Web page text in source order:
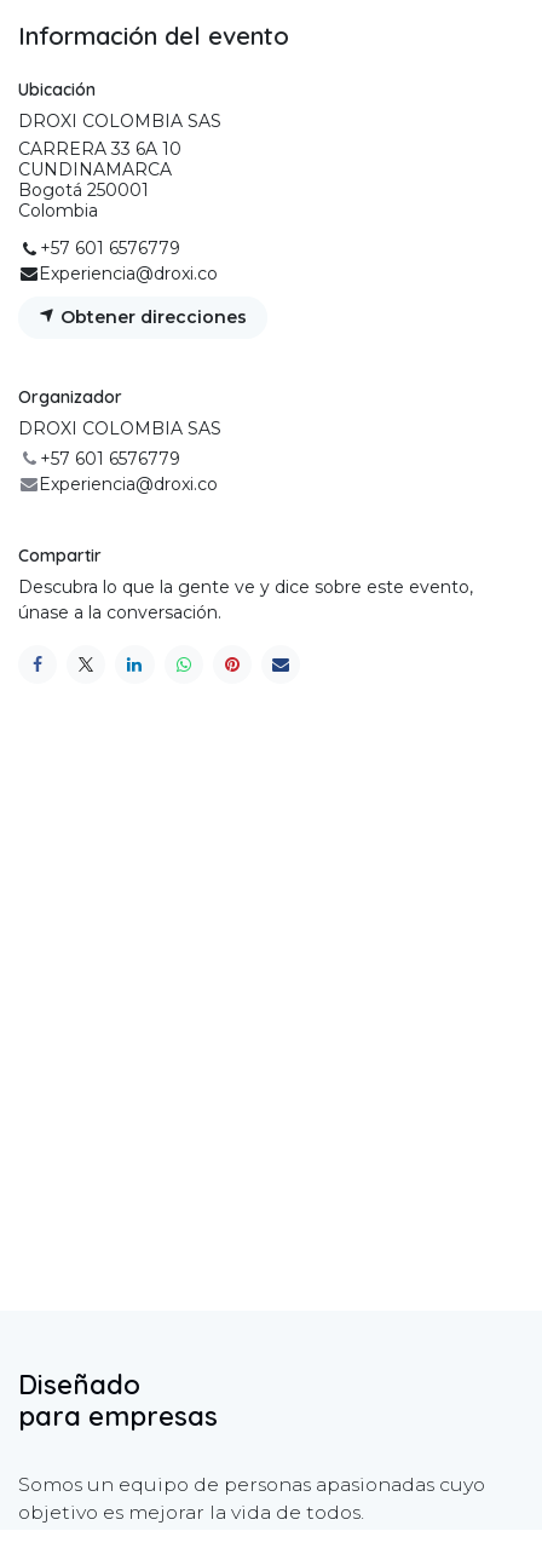
Información del evento
Ubicación
DROXI COLOMBIA SAS
CARRERA 33 6A 10
CUNDINAMARCA
Bogotá 250001
Colombia
+57 601 6576779
Experiencia@droxi.co
Obtener direcciones
Organizador
DROXI COLOMBIA SAS
+57 601 6576779
Experiencia@droxi.co
Compartir
Descubra lo que la gente ve y dice sobre este evento,
únase a la conversación.
Diseñado
para empresas
Somos un equipo de personas apasionadas cuyo
objetivo es mejorar la vida de todos.